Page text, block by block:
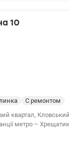
10
С ремонтом